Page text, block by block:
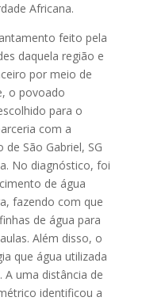
Africana.
feito pela
daquela região e
por meio de
o povoado
para o
com a
São Gabriel, SG
No diagnóstico, foi
de água
fazendo com que
de água para
Além disso, o
que água utilizada
uma distância de
identificou a